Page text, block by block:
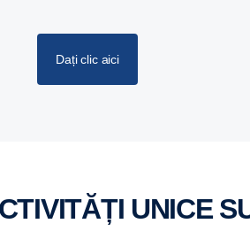
Dați clic aici
UNICE